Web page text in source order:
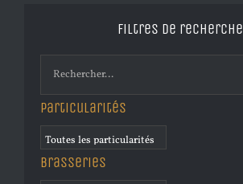
Filtres de recherche
Particularités
Brasseries